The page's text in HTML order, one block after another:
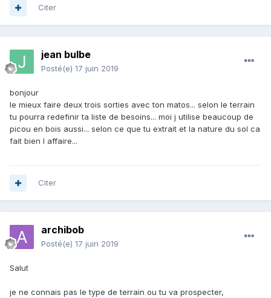
Citer
jean bulbe
Posté(e) 17 juin 2019
bonjour
le mieux faire deux trois sorties avec ton matos... selon le terrain
tu pourra redefinir ta liste de besoins... moi j utilise beaucoup de
picou en bois aussi... selon ce que tu extrait et la nature du sol ca
fait bien l affaire...
Citer
archibob
Posté(e) 17 juin 2019
Salut
je ne connais pas le type de terrain ou tu va prospecter,